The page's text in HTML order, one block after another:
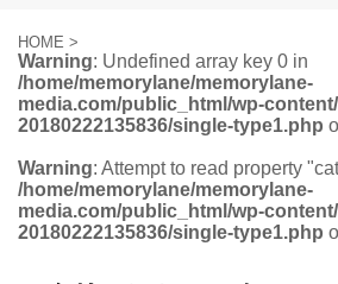
HOME >
Warning: Undefined array key 0 in
/home/memorylane/memorylane-
media.com/public_html/wp-
20180222135836/single-type1.php
Warning: Attempt to read property
/home/memorylane/memorylane-
media.com/public_html/wp-
20180222135836/single-type1.php